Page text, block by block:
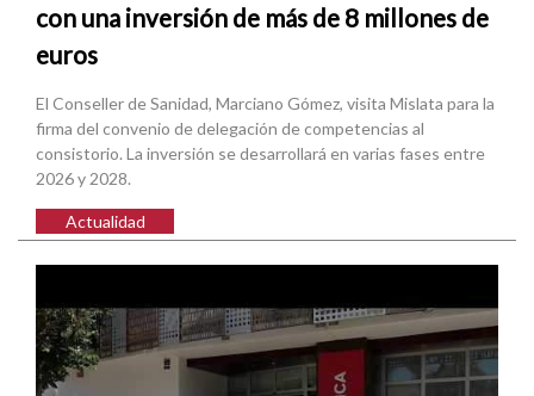
con una inversión de más de 8 millones de
euros
El Conseller de Sanidad, Marciano Gómez, visita Mislata para la
firma del convenio de delegación de competencias al
consistorio. La inversión se desarrollará en varias fases entre
2026 y 2028.
Actualidad